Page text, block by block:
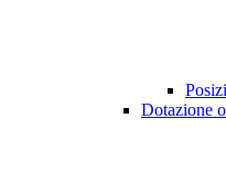
Dotazione